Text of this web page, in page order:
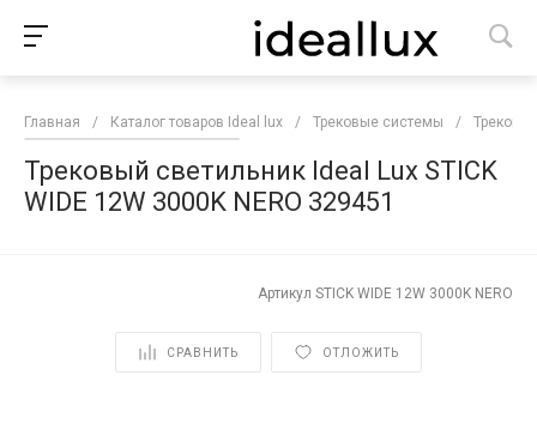
Главная / Каталог товаров Ideal lux / Трековые системы /
Трековый светильник Ideal Lux STICK
WIDE 12W 3000K NERO 329451
Артикул STICK WIDE 12W 3000K NERO
СРАВНИТЬ ОТЛОЖИТЬ